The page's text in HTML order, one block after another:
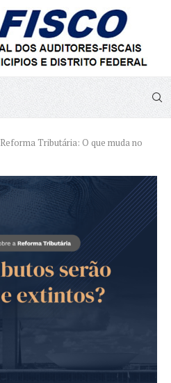
Reforma Tributária: O que muda no